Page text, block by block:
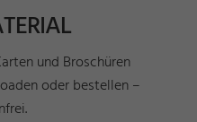
und Broschüren
oder bestellen –